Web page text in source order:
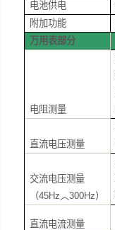
电池供电
附加功能
万用表部分
电阻测量
直流电压测量
交流电压测量
（45Hz︿300Hz）
直流电流测量